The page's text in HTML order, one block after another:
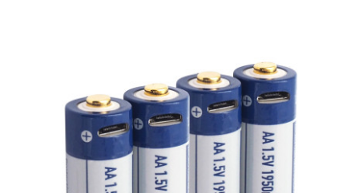
батерии с капацитет 3800 mAh (13.68 Wh) и защита (IC
Protected).Предназначена за използване в LED фенери и други
мощни консуматори.Презареждаема Li-Ion батерия с best in class
капацитет 3,800 mAh (минимално гарантирани 3,700 mAh)Тройна
защита: против презареждане, свръх-разреждане и късо съединен..